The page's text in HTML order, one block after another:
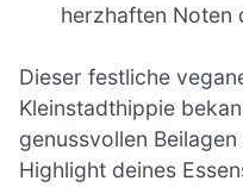
herzhaften Noten
Dieser festliche
Kleinstadthippie
genussvollen
Highlight deines